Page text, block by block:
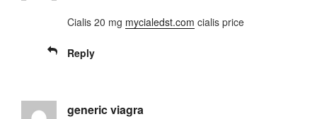
Cialis 20 mg mycialedst.com cialis price
Reply
generic viagra